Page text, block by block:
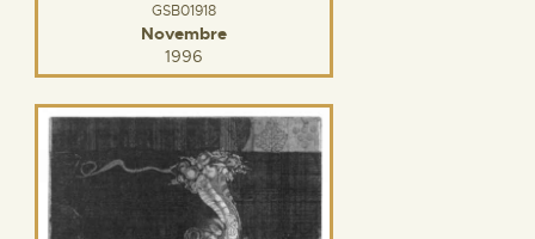
GSB01918
Novembre
1996